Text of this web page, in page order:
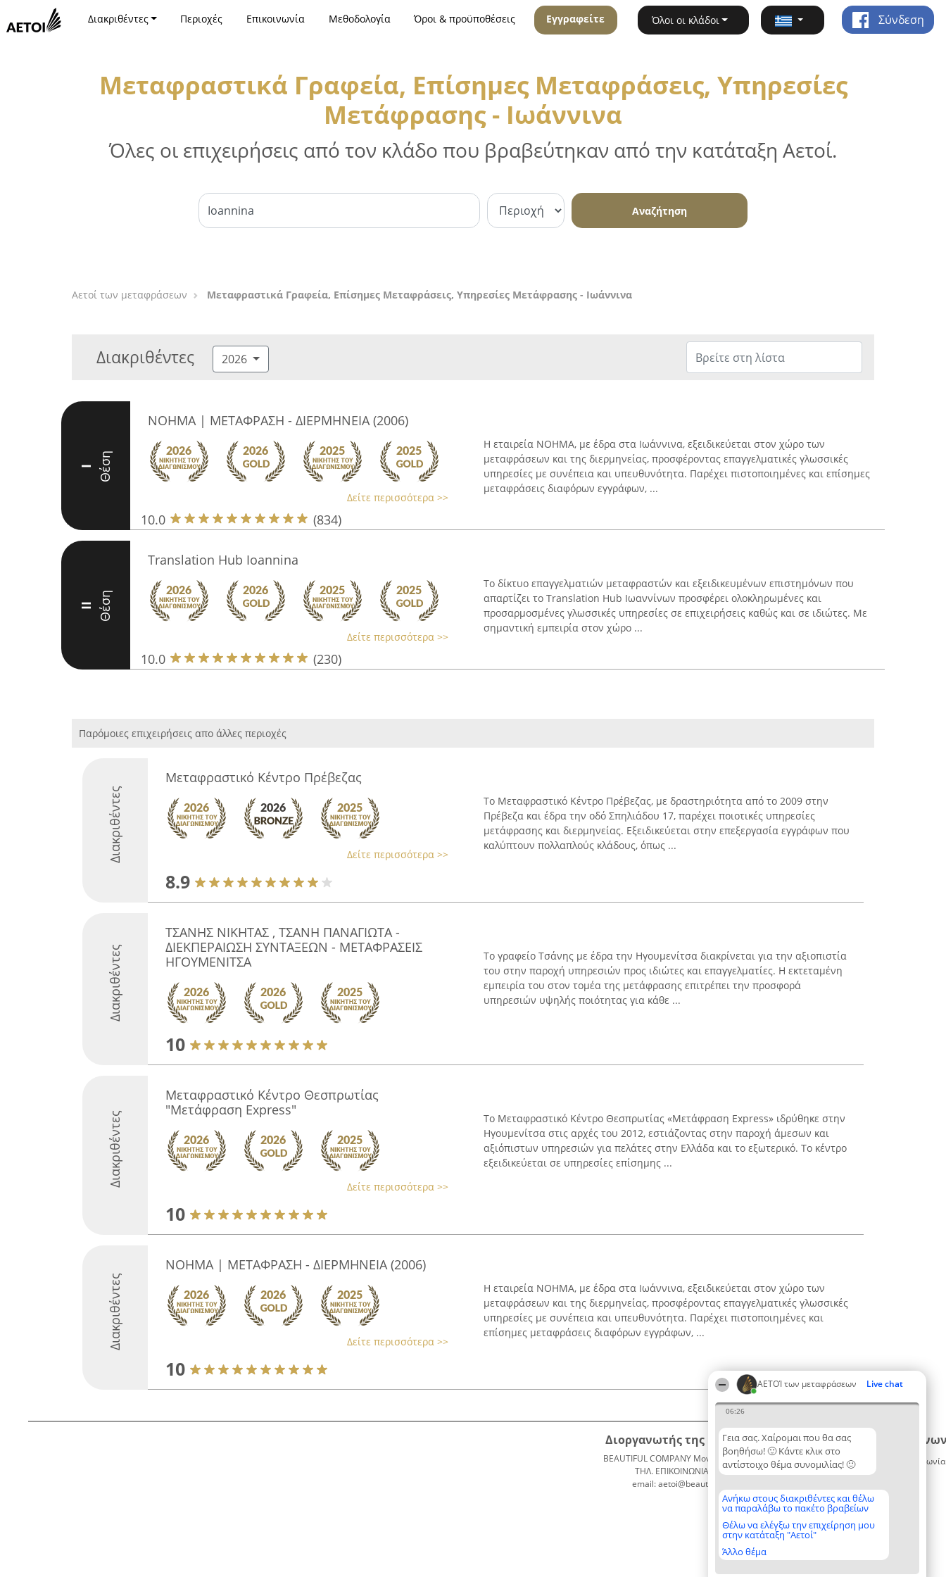
ΑΕΤΟΊ των μεταφράσεων Live chat
06:26
Γεια σας. Χαίρομαι που θα σας
βοηθήσω! 🙂 Κάντε κλικ στο
αντίστοιχο θέμα συνομιλίας! 🙂
Ανήκω στους διακριθέντες και θέλω
να παραλάβω το πακέτο βραβείων
Θέλω να ελέγξω την επιχείρηση μου
στην κατάταξη "Αετοί"
Άλλο θέμα
Διακριθέντες Περιοχές Επικοινωνία Μεθοδολογία Όροι & προϋποθέσεις Εγγραφείτε Όλοι οι κλάδοι Σύνδεση
Μεταφραστικά Γραφεία, Επίσημες Μεταφράσεις, Υπηρεσίες
Μετάφρασης - Ιωάννινα
Όλες οι επιχειρήσεις από τον κλάδο που βραβεύτηκαν από την κατάταξη Αετοί.
Αναζήτηση
Αετοί των μεταφράσεων Μεταφραστικά Γραφεία, Επίσημες Μεταφράσεις, Υπηρεσίες Μετάφρασης - Ιωάννινα
Διακριθέντες 2026
I Θέση
ΝΟΗΜΑ | ΜΕΤΑΦΡΑΣΗ - ΔΙΕΡΜΗΝΕΙΑ (2006)
Δείτε περισσότερα >>
10.0 (834)
Η εταιρεία ΝΟΗΜΑ, με έδρα στα Ιωάννινα, εξειδικεύεται στον χώρο των
μεταφράσεων και της διερμηνείας, προσφέροντας επαγγελματικές γλωσσικές
υπηρεσίες με συνέπεια και υπευθυνότητα. Παρέχει πιστοποιημένες και επίσημες
μεταφράσεις διαφόρων εγγράφων, ...
II Θέση
Translation Hub Ioannina
Δείτε περισσότερα >>
10.0 (230)
Το δίκτυο επαγγελματιών μεταφραστών και εξειδικευμένων επιστημόνων που
απαρτίζει το Translation Hub Ιωαννίνων προσφέρει ολοκληρωμένες και
προσαρμοσμένες γλωσσικές υπηρεσίες σε επιχειρήσεις καθώς και σε ιδιώτες. Με
σημαντική εμπειρία στον χώρο ...
Παρόμοιες επιχειρήσεις απο άλλες περιοχές
Διακριθέντες
Μεταφραστικό Κέντρο Πρέβεζας
Δείτε περισσότερα >>
8.9
Το Μεταφραστικό Κέντρο Πρέβεζας, με δραστηριότητα από το 2009 στην
Πρέβεζα και έδρα την οδό Σπηλιάδου 17, παρέχει ποιοτικές υπηρεσίες
μετάφρασης και διερμηνείας. Εξειδικεύεται στην επεξεργασία εγγράφων που
καλύπτουν πολλαπλούς κλάδους, όπως ...
Διακριθέντες
ΤΣΑΝΗΣ ΝΙΚΗΤΑΣ , ΤΣΑΝΗ ΠΑΝΑΓΙΩΤΑ -
ΔΙΕΚΠΕΡΑΙΩΣΗ ΣΥΝΤΑΞΕΩΝ - ΜΕΤΑΦΡΑΣΕΙΣ
ΗΓΟΥΜΕΝΙΤΣΑ
10
Το γραφείο Τσάνης με έδρα την Ηγουμενίτσα διακρίνεται για την αξιοπιστία
του στην παροχή υπηρεσιών προς ιδιώτες και επαγγελματίες. Η εκτεταμένη
εμπειρία του στον τομέα της μετάφρασης επιτρέπει την προσφορά
υπηρεσιών υψηλής ποιότητας για κάθε ...
Διακριθέντες
Μεταφραστικό Κέντρο Θεσπρωτίας
"Μετάφραση Express"
Δείτε περισσότερα >>
10
Το Μεταφραστικό Κέντρο Θεσπρωτίας «Μετάφραση Express» ιδρύθηκε στην
Ηγουμενίτσα στις αρχές του 2012, εστιάζοντας στην παροχή άμεσων και
αξιόπιστων υπηρεσιών για πελάτες στην Ελλάδα και το εξωτερικό. Το κέντρο
εξειδικεύεται σε υπηρεσίες επίσημης ...
Διακριθέντες
ΝΟΗΜΑ | ΜΕΤΑΦΡΑΣΗ - ΔΙΕΡΜΗΝΕΙΑ (2006)
Δείτε περισσότερα >>
10
Η εταιρεία ΝΟΗΜΑ, με έδρα στα Ιωάννινα, εξειδικεύεται στον χώρο των
μεταφράσεων και της διερμηνείας, προσφέροντας επαγγελματικές γλωσσικές
υπηρεσίες με συνέπεια και υπευθυνότητα. Παρέχει πιστοποιημένες και
επίσημες μεταφράσεις διαφόρων εγγράφων, ...
Διοργανωτής της κατάταξης
BEAUTIFUL COMPANY Μονοπρόσωπη ΙΚΕ
ΤΗΛ. ΕΠΙΚΟΙΝΩΝΙΑΣ: 2104128019
email: aetoi@beautifulcompany.co
Κατάταξη
Διακριθέντες
Λίστα
διακριθέντων
Μεθοδολογία
Όροι &
προϋποθέσεις
ΑΠΟΡΡΗΤΟΥ
Επικοινωνία